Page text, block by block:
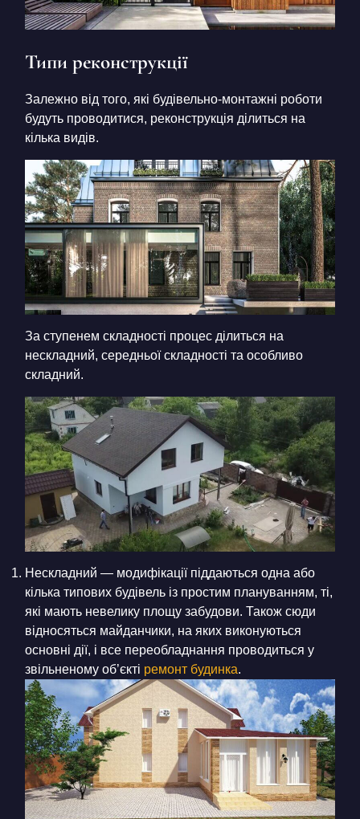
Типи реконструкції
Залежно від того, які будівельно-монтажні роботи
будуть проводитися, реконструкція ділиться на
кілька видів.
За ступенем складності процес ділиться на
нескладний, середньої складності та особливо
складний.
Нескладний — модифікації піддаються одна або
кілька типових будівель із простим плануванням, ті,
які мають невелику площу забудови. Також сюди
відносяться майданчики, на яких виконуються
основні дії, і все переобладнання проводиться у
звільненому об’єкті ремонт будинка.